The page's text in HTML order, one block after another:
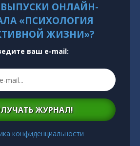
ОНЛАЙН-
«ПСИХОЛОГИЯ
ЖИЗНИ»?
ваш e-mail:
ЖУРНАЛ!
конфиденциальности